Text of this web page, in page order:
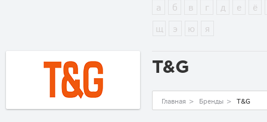
а б в г д е
ё
щ
э ю я
T&G
Главная > Бренды > T&G